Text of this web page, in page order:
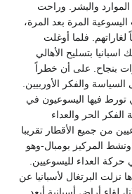
والبشر. وراحت
المرة بعد المرة،
لغاراتهم. فلما أوغلت
بتسليح الأهالي
بنجاح. على أن خطراً
والفكر الأوربيين.
تورط فيها اليسوعيون في
الحر والعداء
من جميع الأقطار تقريبا
المركيز بومبال-وهو
العداء لليسوعيين.
نزلت البرتغال لأسبانيا عن